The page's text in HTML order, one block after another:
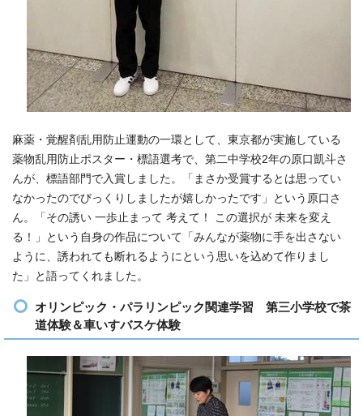
麻薬・覚醒剤乱用防止運動の一環として、東京都が実施している
薬物乱用防止ポスター・標語選考で、第二中学校2年の原口凱斗さ
んが、標語部門で入賞しました。「まさか受賞するとは思ってい
なかったのでびっくりしましたが嬉しかったです」という原口さ
ん。「その誘い 一歩止まって 考えて！ この選択が 未来を変え
る！」という自身の作品について「みんなが薬物に手を出さない
ように、誘われても断れるようにという思いを込めて作りまし
た」と語ってくれました。
オリンピック・パラリンピック関連学習 第三小学校で茶
道体験＆車いすバスケ体験